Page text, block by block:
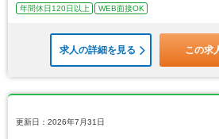
年間休日120日以上
WEB面接OK
求人の詳細を見る この求
更新日：2026年7月31日